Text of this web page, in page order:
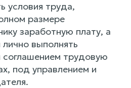
условия труда,
размере
заработную плату, а
лично выполнять
трудовую
под управлением и